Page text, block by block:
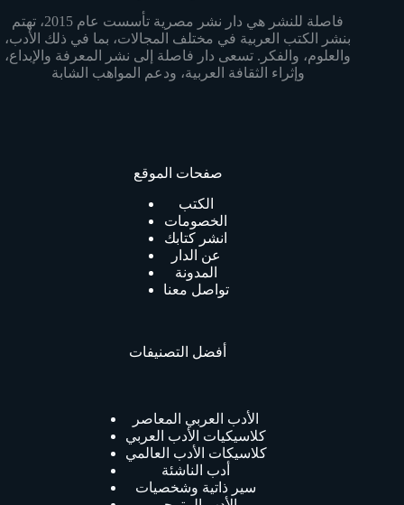
فاصلة للنشر هي دار نشر مصرية تأسست عام 2015، تهتم
بنشر الكتب العربية في مختلف المجالات، بما في ذلك الأدب،
والعلوم، والفكر. تسعى دار فاصلة إلى نشر المعرفة والإبداع،
وإثراء الثقافة العربية، ودعم المواهب الشابة
صفحات الموقع
الكتب
الخصومات
انشر كتابك
عن الدار
المدونة
تواصل معنا
أفضل التصنيفات
الأدب العربي المعاصر
كلاسيكيات الأدب العربي
كلاسيكات الأدب العالمي
أدب الناشئة
سير ذاتية وشخصيات